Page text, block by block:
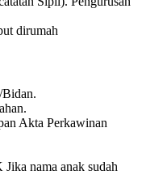
dirumah
Bidan.
Akta Perkawinan
nama anak sudah